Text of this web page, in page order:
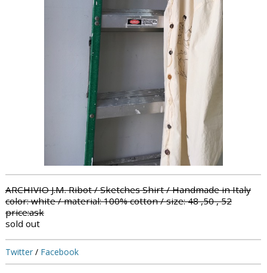
ARCHIVIO J.M. Ribot / Sketches Shirt / Handmade in Italy
color: white / material: 100% cotton / size: 48 ,50 , 52
price:ask
sold out
Twitter/ Facebook